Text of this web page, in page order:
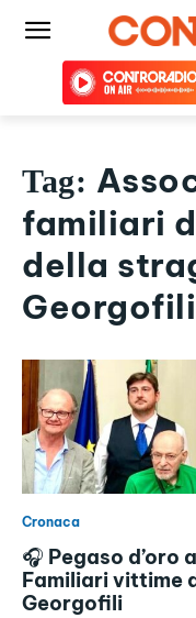
Tag:
familiari
della
Georgofili
Cronaca
🎧 Pegaso d’oro
Familiari vittime
Georgofili